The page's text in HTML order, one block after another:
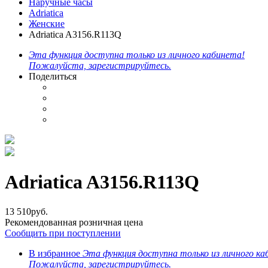
Adriatica
Женские
Adriatica A3156.R113Q
Эта функция доступна только из личного кабинета!
Пожалуйста, зарегистрируйтесь.
Поделиться
Adriatica A3156.R113Q
13 510руб.
Рекомендованная розничная цена
Сообщить при поступлении
В избранное Эта функция доступна только из личного
Пожалуйста, зарегистрируйтесь.